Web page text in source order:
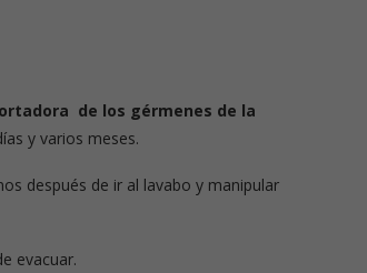
de los gérmenes de la
y varios meses.
después de ir al lavabo y manipular
evacuar.